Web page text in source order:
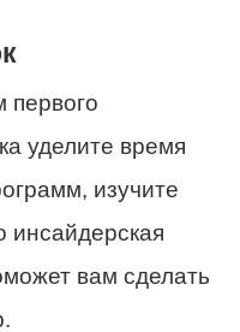
первого
уделите время
изучите
инсайдерская
вам сделать